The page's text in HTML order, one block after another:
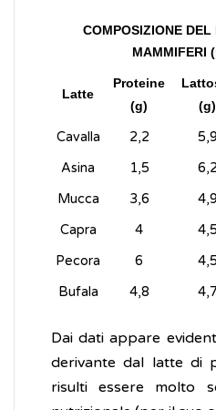
COMPOSIZIONE DEL
MAMMIFERI
Latte
Proteine
(g)
(g)
Cavalla 2,2 5,9
Asina
1,5 6,2
Mucca
3,6 4,9
Capra
4 4,5
Pecora
6 4,5
Bufala
4,8 4,7
Dai dati appare
derivante dal latte di
risulti essere molto